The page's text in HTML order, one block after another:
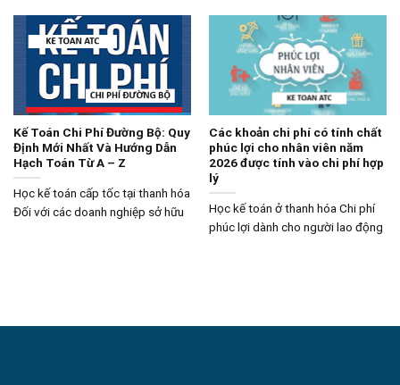
Kế Toán Chi Phí Đường Bộ: Quy
Định Mới Nhất Và Hướng Dẫn
Hạch Toán Từ A – Z
Học kế toán cấp tốc tại thanh hóa
Đối với các doanh nghiệp sở hữu
Các khoản chi phí có tính chất
phúc lợi cho nhân viên năm
2026 được tính vào chi phí hợp
lý
Học kế toán ở thanh hóa Chi phí
phúc lợi dành cho người lao động